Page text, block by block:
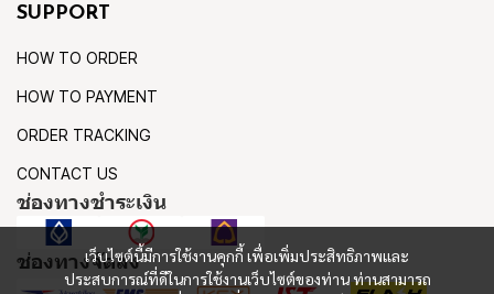
เว็บไซต์นี้มีการใช้งานคุกกี้ เพื่อเพิ่มประสิทธิภาพและ
ประสบการณ์ที่ดีในการใช้งานเว็บไซต์ของท่าน ท่านสามารถ
SUPPORT
HOW TO ORDER
HOW TO PAYMENT
ORDER TRACKING
CONTACT US
ช่องทางชำระเงิน
ช่องทางจัดส่ง